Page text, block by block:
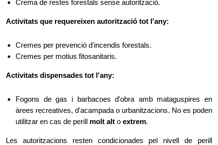
Crema de restes forestals sense autorització.
Activitats que requereixen autorització tot l'any:
Cremes per prevenció d'incendis forestals.
Cremes per motius fitosanitaris.
Activitats dispensades tot l'any:
Fogons de gas i barbacoes d'obra amb mataguspires en
àrees recreatives, d'acampada o urbanitzacions. No es poden
utilitzar en cas de perill molt alt o extrem.
Les autoritzacions resten condicionades pel nivell de perill